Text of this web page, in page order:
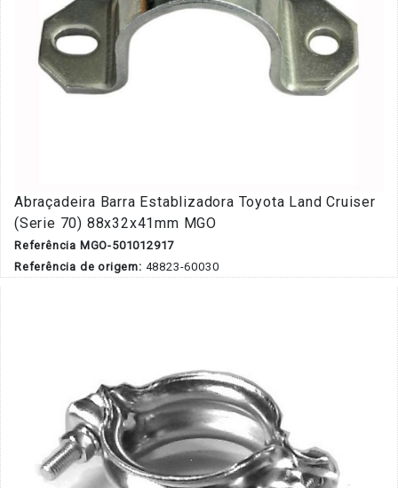
Abraçadeira Barra Establizadora Toyota Land Cruiser
(Serie 70) 88x32x41mm MGO
Referência MGO-501012917
Referência de origem: 48823-60030